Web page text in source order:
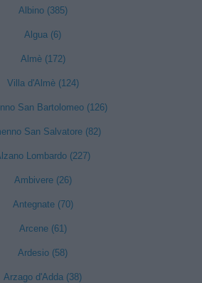
Albino (385)
Algua (6)
Almè (172)
Villa d'Almè (124)
San Bartolomeo (126)
San Salvatore (82)
Lombardo (227)
Ambivere (26)
Antegnate (70)
Arcene (61)
Ardesio (58)
Arzago d'Adda (38)